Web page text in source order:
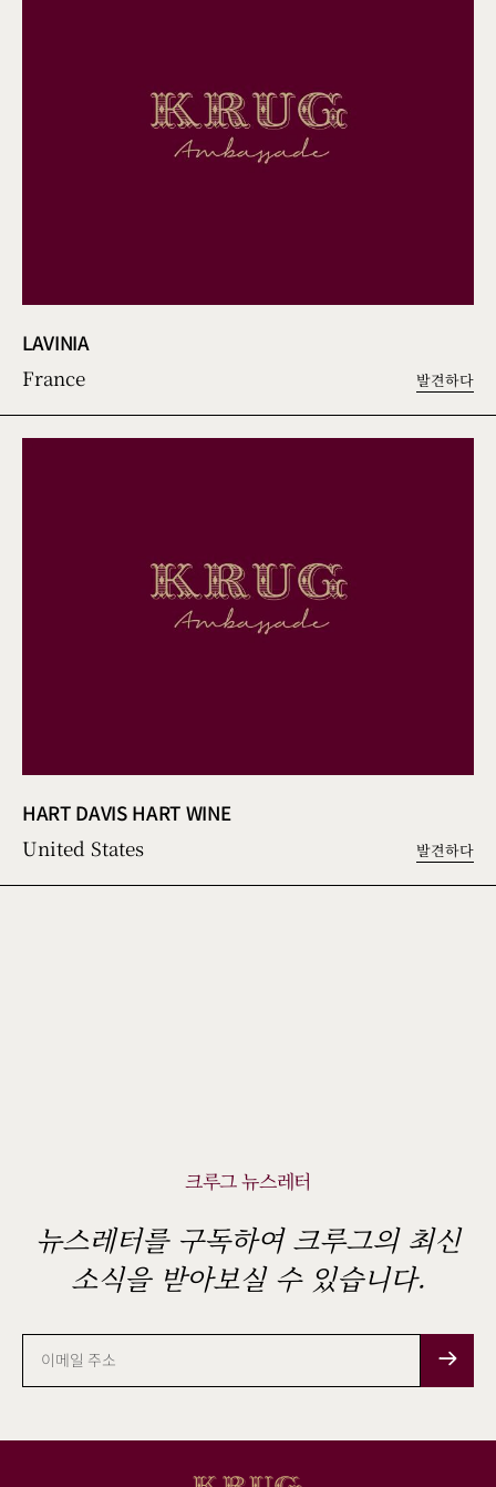
LAVINIA
France 발견하다
HART DAVIS HART WINE
United States 발견하다
크루그 뉴스레터
뉴스레터를 구독하여 크루그의 최신
소식을 받아보실 수 있습니다.
이
메
일
주
소